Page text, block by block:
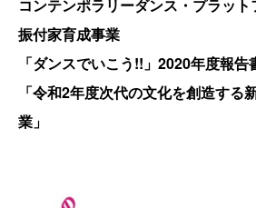
コンテンポラリーダンス・プラッ
振付家育成事業
「ダンスでいこう!!」2020年度報
「令和2年度次代の文化を創造する
業」